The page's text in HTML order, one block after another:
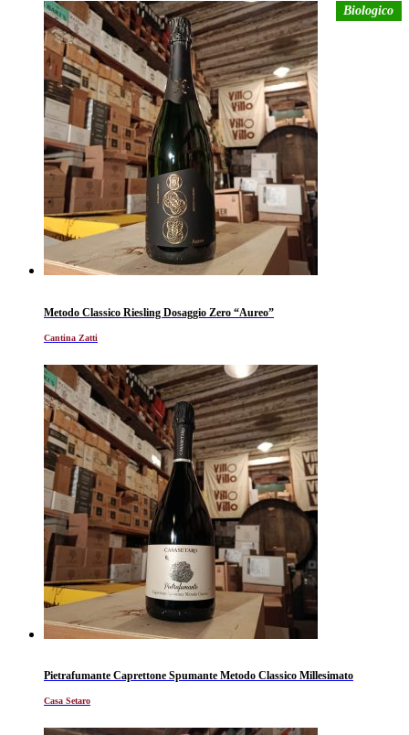
Biologico
Metodo Classico Riesling Dosaggio Zero “Aureo”
Cantina Zatti
Pietrafumante Caprettone Spumante Metodo Classico Millesimato
Casa Setaro